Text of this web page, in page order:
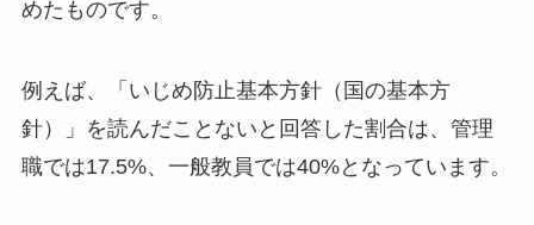
めたものです。
例えば、「いじめ防止基本方針（国の基本方
針）」を読んだことないと回答した割合は、管理
職では17.5%、一般教員では40%となっています。